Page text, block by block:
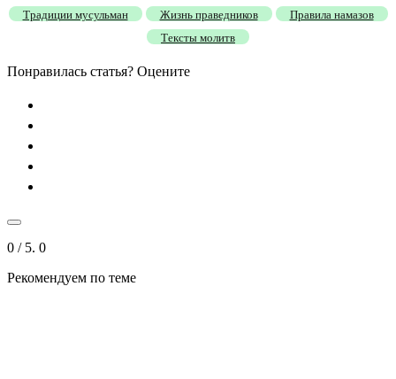
Традиции мусульман
Жизнь праведников
Правила намазов
Тексты молитв
Понравилась статья? Оцените
0 / 5. 0
Рекомендуем по теме